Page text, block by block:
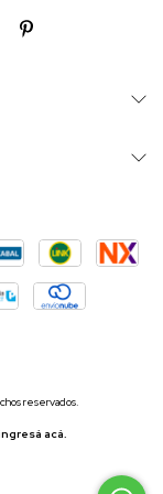
reservados.
acá.